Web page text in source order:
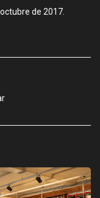
de 2017.